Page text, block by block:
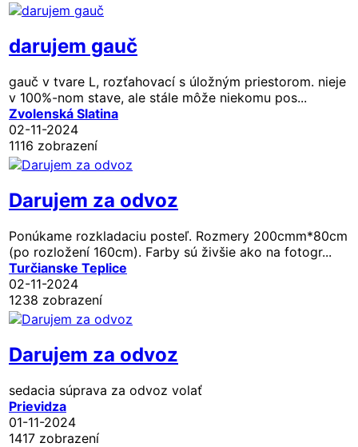
darujem gauč
gauč v tvare L, rozťahovací s úložným priestorom. nieje
v 100%-nom stave, ale stále môže niekomu pos...
Zvolenská Slatina
02-11-2024
1116 zobrazení
Darujem za odvoz
Ponúkame rozkladaciu posteľ. Rozmery 200cmm*80cm
(po rozložení 160cm). Farby sú živšie ako na fotogr...
Turčianske Teplice
02-11-2024
1238 zobrazení
Darujem za odvoz
sedacia súprava za odvoz volať
Prievidza
01-11-2024
1417 zobrazení